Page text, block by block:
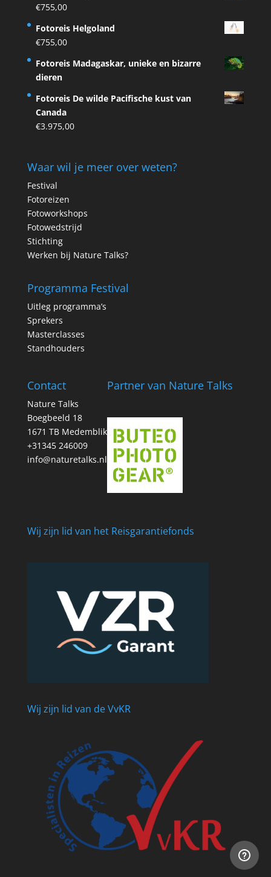
€755,00
Fotoreis Helgoland
€755,00
Fotoreis Madagaskar, unieke en bizarre
dieren
Fotoreis De wilde Pacifische kust van
Canada
€3.975,00
Waar wil je meer over weten?
Festival
Fotoreizen
Fotoworkshops
Fotowedstrijd
Stichting
Werken bij Nature Talks?
Programma Festival
Uitleg programma’s
Sprekers
Masterclasses
Standhouders
Contact
Nature Talks
Boegbeeld 18
1671 TB Medemblik
+31345 246009
info@naturetalks.nl
Partner van Nature Talks
Wij zijn lid van het Reisgarantiefonds
Wij zijn lid van de VvKR